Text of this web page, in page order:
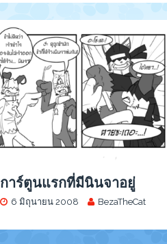
การ์ตูนแรกที่มีนินจาอยู่
6 มิถุนายน 2008 BezaTheCat